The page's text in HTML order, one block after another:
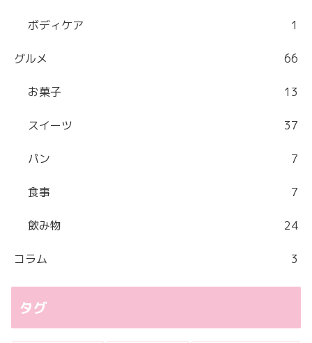
ボディケア 1
グルメ 66
お菓子 13
スイーツ 37
パン 7
食事 7
飲み物 24
コラム 3
タグ